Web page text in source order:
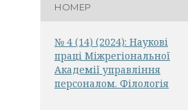
НОМЕР
№ 4 (14) (2024): Наукові
праці Міжрегіональної
Академії управління
персоналом. Філологія